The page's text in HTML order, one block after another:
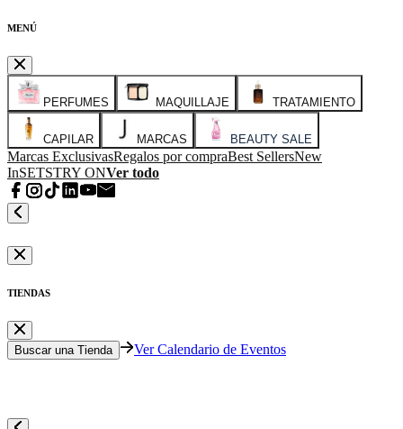
MENÚ
PERFUMES MAQUILLAJE TRATAMIENTO
CAPILAR MARCAS BEAUTY SALE
Marcas ExclusivasRegalos por compraBest SellersNew
InSETSTRY ONVer todo
TIENDAS
Buscar una Tienda Ver Calendario de Eventos